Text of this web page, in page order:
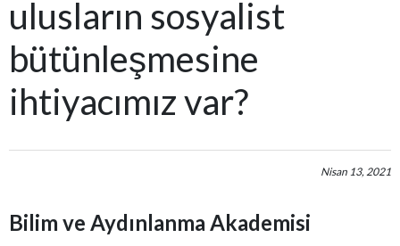
ulusların sosyalist
bütünleşmesine
ihtiyacımız var?
Nisan 13, 2021
Bilim ve Aydınlanma Akademisi